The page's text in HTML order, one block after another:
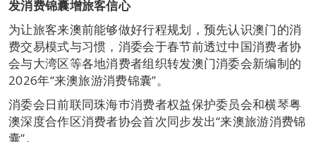
发消费锦囊增旅客信心
为让旅客来澳前能够做好行程规划，预先认识澳门的消
费交易模式与习惯，消委会于春节前透过中国消费者协
会与大湾区等各地消费者组织转发澳门消委会新编制的
2026年“来澳旅游消费锦囊”。
消委会日前联同珠海巿消费者权益保护委员会和横琴粤
澳深度合作区消费者协会首次同步发出“来澳旅游消费锦
囊”。